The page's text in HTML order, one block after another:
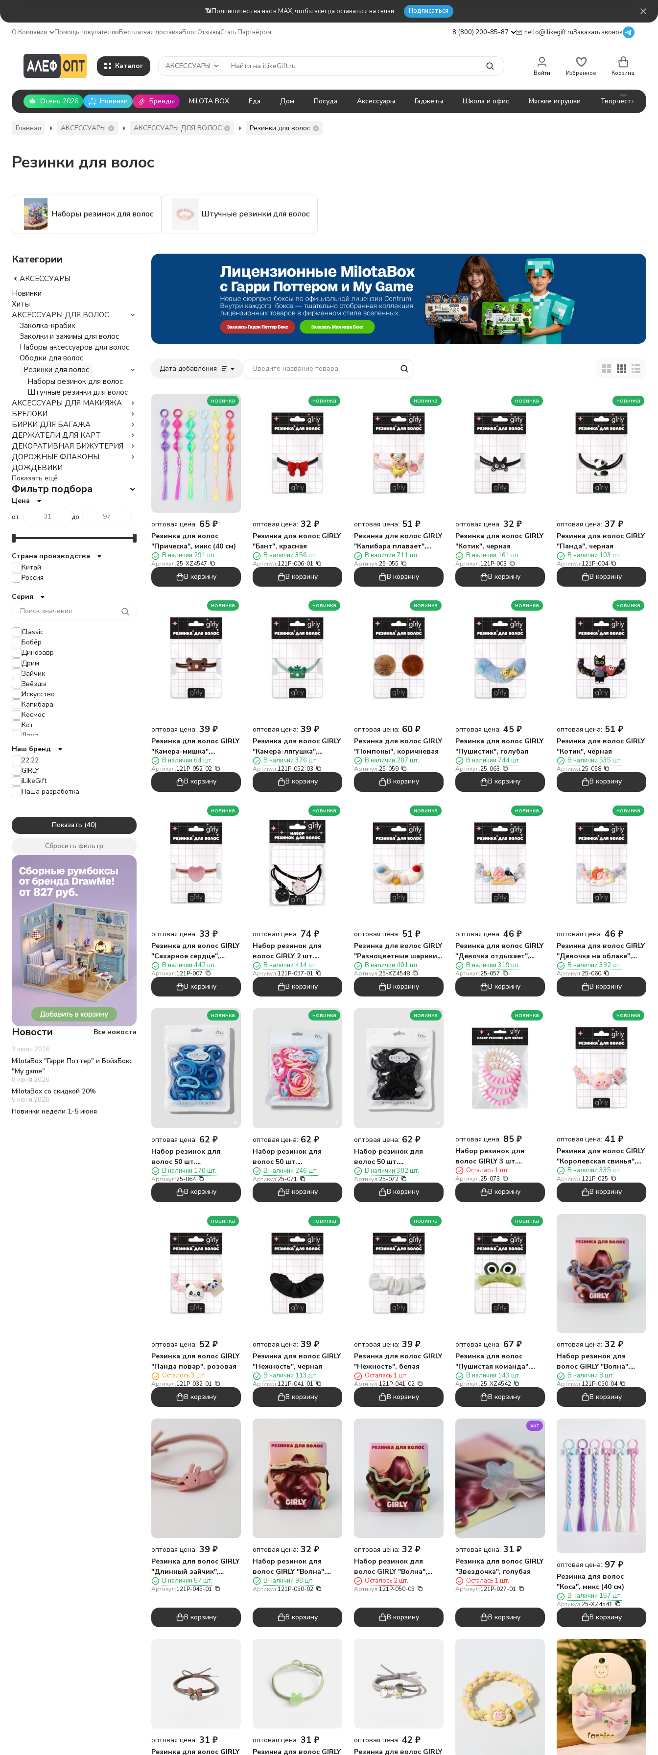
📶Подпишитесь на нас в MAX, чтобы всегда оставаться на связи Подписаться
О Компании Помощь покупателямБесплатная доставкаБлогОтзывыСтать Партнёром 8 (800) 200-85-87 hello@ilikegift.ruЗаказать звонок
Каталог АКСЕССУАРЫ
Войти Избранное Корзина
Осень 2026 Новинки Бренды MiLOTA BOX Еда Дом Посуда Аксессуары Гаджеты Школа и офис Мягкие игрушки Творчество
Главная АКСЕССУАРЫ АКСЕССУАРЫ ДЛЯ ВОЛОС Резинки для волос
Резинки для волос
Наборы резинок для волос Штучные резинки для волос
Дата добавления
новинка
оптовая цена: 65 ₽
Резинка для волос
"Прическа", микс (40 см)
В наличии 291 шт.
Артикул:25-XZ4547
В корзину
новинка
оптовая цена: 32 ₽
Резинка для волос GIRLY
"Бант", красная
В наличии 356 шт.
Артикул:121P-006-01
В корзину
новинка
оптовая цена: 51 ₽
Резинка для волос GIRLY
"Капибара плавает",
розовый
В наличии 711 шт.
Артикул:25-055
В корзину
новинка
оптовая цена: 32 ₽
Резинка для волос GIRLY
"Котик", черная
В наличии 161 шт.
Артикул:121P-003
В корзину
новинка
оптовая цена: 37 ₽
Резинка для волос GIRLY
"Панда", черная
В наличии 103 шт.
Артикул:121P-004
В корзину
новинка
оптовая цена: 39 ₽
Резинка для волос GIRLY
"Камера-мишка",
коричневая
В наличии 64 шт.
Артикул:121P-052-02
В корзину
новинка
оптовая цена: 39 ₽
Резинка для волос GIRLY
"Камера-лягушка",
зеленая
В наличии 376 шт.
Артикул:121P-052-03
В корзину
новинка
оптовая цена: 60 ₽
Резинка для волос GIRLY
"Помпоны", коричневая
В наличии 207 шт.
Артикул:25-059
В корзину
новинка
оптовая цена: 45 ₽
Резинка для волос GIRLY
"Пушистик", голубая
В наличии 744 шт.
Артикул:25-063
В корзину
новинка
оптовая цена: 51 ₽
Резинка для волос GIRLY
"Котик", чёрная
В наличии 535 шт.
Артикул:25-058
В корзину
новинка
оптовая цена: 33 ₽
Резинка для волос GIRLY
"Сахарное сердце",
розовая
В наличии 442 шт.
Артикул:121P-007
В корзину
новинка
оптовая цена: 74 ₽
Набор резинок для
волос GIRLY 2 шт.
"Веселые друзья,
монстры", черный
В наличии 414 шт.
Артикул:121P-057-01
В корзину
новинка
оптовая цена: 51 ₽
Резинка для волос GIRLY
"Разноцветные шарики",
белая (10 см)
В наличии 401 шт.
Артикул:25-XZ4548
В корзину
новинка
оптовая цена: 46 ₽
Резинка для волос GIRLY
"Девочка отдыхает",
белаяВ наличии 319 шт.
Артикул:25-057
В корзину
новинка
оптовая цена: 46 ₽
Резинка для волос GIRLY
"Девочка на облаке",
фиолетовая
В наличии 392 шт.
Артикул:25-060
В корзину
новинка
оптовая цена: 62 ₽
Набор резинок для
волос 50 шт.
"Ежедневная мода",
синий
В наличии 170 шт.
Артикул:25-064
В корзину
новинка
оптовая цена: 62 ₽
Набор резинок для
волос 50 шт.
"Ежедневная мода",
радуга
В наличии 246 шт.
Артикул:25-071
В корзину
новинка
оптовая цена: 62 ₽
Набор резинок для
волос 50 шт.
"Ежедневная мода",
черный
В наличии 302 шт.
Артикул:25-072
В корзину
новинка
оптовая цена: 85 ₽
Набор резинок для
волос GIRLY 3 шт.
"Цветная весна", бело-
розовый
Осталась 1 шт.
Артикул:25-073
В корзину
новинка
оптовая цена: 41 ₽
Резинка для волос GIRLY
"Королевская свинья",
розовая
В наличии 335 шт.
Артикул:121P-025
В корзину
новинка
оптовая цена: 52 ₽
Резинка для волос GIRLY
"Панда повар", розовая
Осталось 3 шт.
Артикул:121P-032-01
В корзину
новинка
оптовая цена: 39 ₽
Резинка для волос GIRLY
"Нежность", черная
В наличии 113 шт.
Артикул:121P-041-01
В корзину
новинка
оптовая цена: 39 ₽
Резинка для волос GIRLY
"Нежность", белая
Осталась 1 шт.
Артикул:121P-041-02
В корзину
новинка
оптовая цена: 67 ₽
Резинка для волос
"Пушистая команда",
зеленая (8 см)
В наличии 143 шт.
Артикул:25-XZ4542
В корзину
оптовая цена: 32 ₽
Набор резинок для
волос GIRLY "Волна",
синий, 4 шт
В наличии 8 шт.
Артикул:121P-050-04
В корзину
оптовая цена: 39 ₽
Резинка для волос GIRLY
"Длинный зайчик",
розовая
В наличии 57 шт.
Артикул:121P-045-01
В корзину
оптовая цена: 32 ₽
Набор резинок для
волос GIRLY "Волна",
коричневый, 4 шт.
В наличии 98 шт.
Артикул:121P-050-02
В корзину
оптовая цена: 32 ₽
Набор резинок для
волос GIRLY "Волна",
зеленый, 4 шт.
Осталось 2 шт.
Артикул:121P-050-03
В корзину
хит
оптовая цена: 31 ₽
Резинка для волос GIRLY
"Звездочка", голубая
Осталась 1 шт.
Артикул:121P-027-01
В корзину
оптовая цена: 97 ₽
Резинка для волос
"Коса", микс (40 см)
В наличии 157 шт.
Артикул:25-XZ4541
В корзину
оптовая цена: 31 ₽
Резинка для волос GIRLY
оптовая цена: 31 ₽
Резинка для волос GIRLY
оптовая цена: 42 ₽
Резинка для волос GIRLY
Категории
АКСЕССУАРЫ
Новинки
Хиты
АКСЕССУАРЫ ДЛЯ ВОЛОС
Заколка-крабик
Заколки и зажимы для волос
Наборы аксессуаров для волос
Ободки для волос
Резинки для волос
Наборы резинок для волос
Штучные резинки для волос
АКСЕССУАРЫ ДЛЯ МАКИЯЖА
БРЕЛОКИ
БИРКИ ДЛЯ БАГАЖА
ДЕРЖАТЕЛИ ДЛЯ КАРТ
ДЕКОРАТИВНАЯ БИЖУТЕРИЯ
ДОРОЖНЫЕ ФЛАКОНЫ
ДОЖДЕВИКИ
Показать ещё
Фильтр подбора
Цена
от
до
Страна производства
Китай
Россия
Серия
Classic
Бобёр
Динозавр
Дрим
Зайчик
Звёзды
Искусство
Капибара
Космос
Кот
Лама
Любовь
Лягушка
Милота
Монстры
Панда
Поросёнок
Пчёлка
Наш бренд
22:22
GIRLY
iLikeGift
Наша разработка
Показать
Сбросить фильтр
Новости Все новости
3 июля 2026
MilotaBox "Гарри Поттер" и БойзБокс
"My game"
8 июня 2026
MilotaBox со скидкой 20%
5 июня 2026
Новинки недели 1-5 июня